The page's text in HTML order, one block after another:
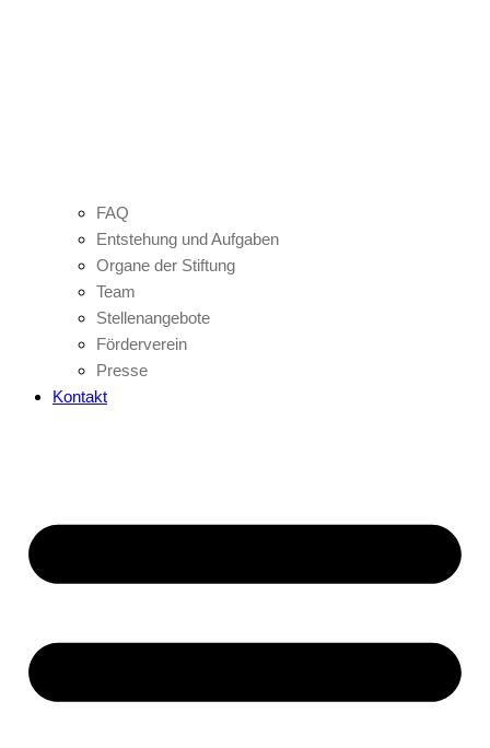
FAQ
Entstehung und Aufgaben
Organe der Stiftung
Team
Stellenangebote
Förderverein
Presse
Kontakt